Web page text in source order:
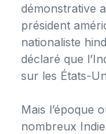
démonstrative
président
nationaliste
déclaré que
sur les États-
Mais l’époque
nombreux